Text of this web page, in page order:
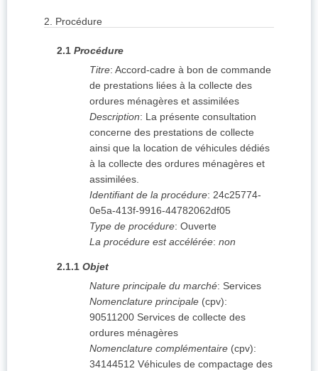
2. Procédure
2.1 Procédure
Titre: Accord-cadre à bon de commande
de prestations liées à la collecte des
ordures ménagères et assimilées
Description: La présente consultation
concerne des prestations de collecte
ainsi que la location de véhicules dédiés
à la collecte des ordures ménagères et
assimilées.
Identifiant de la procédure: 24c25774-
0e5a-413f-9916-44782062df05
Type de procédure: Ouverte
La procédure est accélérée: non
2.1.1 Objet
Nature principale du marché: Services
Nomenclature principale (cpv):
90511200 Services de collecte des
ordures ménagères
Nomenclature complémentaire (cpv):
34144512 Véhicules de compactage des